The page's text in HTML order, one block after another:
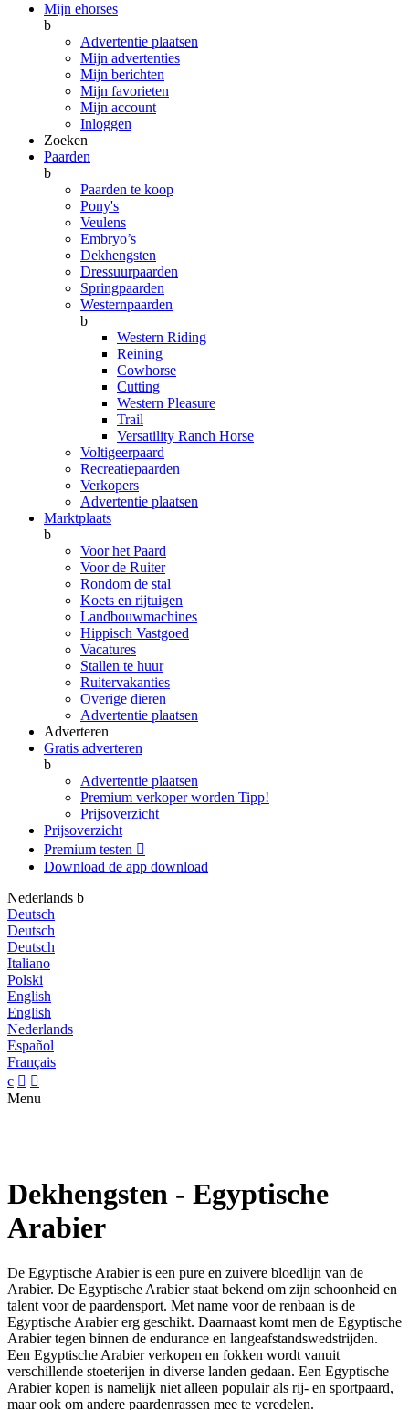
Mijn ehorses
b
Advertentie plaatsen
Mijn advertenties
Mijn berichten
Mijn favorieten
Mijn account
Inloggen
Zoeken
Paarden
b
Paarden te koop
Pony's
Veulens
Embryo’s
Dekhengsten
Dressuurpaarden
Springpaarden
Westernpaarden
b
Western Riding
Reining
Cowhorse
Cutting
Western Pleasure
Trail
Versatility Ranch Horse
Voltigeerpaard
Recreatiepaarden
Verkopers
Advertentie plaatsen
Marktplaats
b
Voor het Paard
Voor de Ruiter
Rondom de stal
Koets en rijtuigen
Landbouwmachines
Hippisch Vastgoed
Vacatures
Stallen te huur
Ruitervakanties
Overige dieren
Advertentie plaatsen
Adverteren
Gratis adverteren
b
Advertentie plaatsen
Premium verkoper worden Tipp!
Prijsoverzicht
Prijsoverzicht
Premium testen 
Download de app download
Nederlands b
Deutsch
Deutsch
Deutsch
Italiano
Polski
English
English
Nederlands
Español
Français
c  
Menu
Dekhengsten - Egyptische
Arabier
De Egyptische Arabier is een pure en zuivere bloedlijn van de
Arabier. De Egyptische Arabier staat bekend om zijn schoonheid en
talent voor de paardensport. Met name voor de renbaan is de
Egyptische Arabier erg geschikt. Daarnaast komt men de Egyptische
Arabier tegen binnen de endurance en langeafstandswedstrijden.
Een Egyptische Arabier verkopen en fokken wordt vanuit
verschillende stoeterijen in diverse landen gedaan. Een Egyptische
Arabier kopen is namelijk niet alleen populair als rij- en sportpaard,
maar ook om andere paardenrassen mee te veredelen.